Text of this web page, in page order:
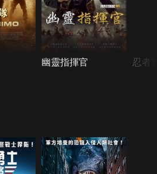
幽靈指揮官 忍者